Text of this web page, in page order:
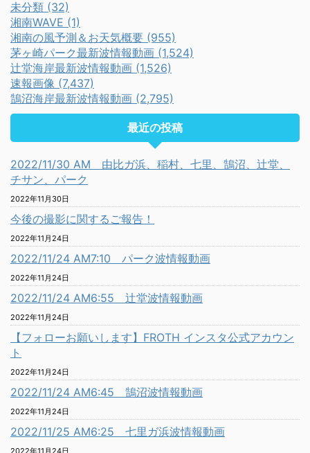
未分類 (32)
湘南WAVE (1)
湘南の風予測＆お天気概要 (955)
茅ヶ崎パーク最新波情報動画 (1,524)
辻堂海岸最新波情報動画 (1,526)
速報画像 (7,437)
鵠沼海岸最新波情報動画 (2,795)
最近の投稿
2022/11/30 AM 由比ガ浜、稲村、七里、鵠沼、辻堂、
チサン、パーク
2022年11月30日
今後の撮影に関するご報告！
2022年11月24日
2022/11/24 AM7:10 パーク波情報動画
2022年11月24日
2022/11/24 AM6:55 辻堂波情報動画
2022年11月24日
【フォローお願いします】FROTH インスタ公式アカウン
ト
2022年11月24日
2022/11/24 AM6:45 鵠沼波情報動画
2022年11月24日
2022/11/25 AM6:25 七里ガ浜波情報動画